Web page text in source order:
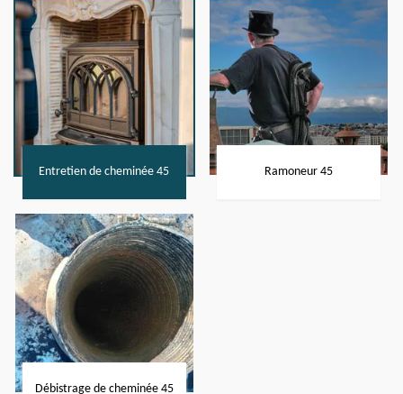
Entretien de cheminée 45 Ramoneur 45
Débistrage de cheminée 45